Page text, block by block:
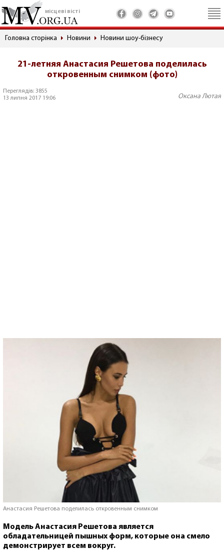
місцеві вісті
Головна сторінка Новини Новини шоу-бізнесу
21-летняя Анастасия Решетова поделилась
откровенным снимком (фото)
Переглядів: 3855
13 липня 2017 19:06
Оксана Лютая
Анастасия Решетова поделилась откровенным снимком
Модель Анастасия Решетова является
обладательницей пышных форм, которые она смело
демонстрирует всем вокруг.